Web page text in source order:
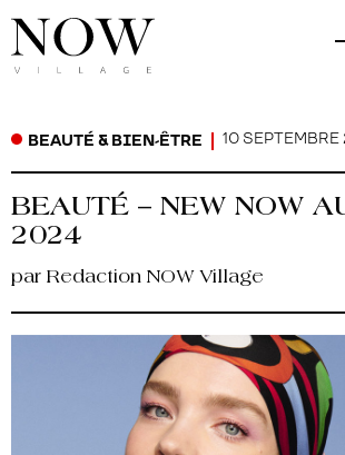
BEAUTÉ & BIEN-ÊTRE 10
BEAUTÉ – NEW NOW
2024
par Redaction NOW Village